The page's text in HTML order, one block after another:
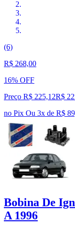
(6)
R$ 268,00
16% OFF
Preço R$ 225,12R$
no Pix Ou 3x de R$
Bobina De
A 1996